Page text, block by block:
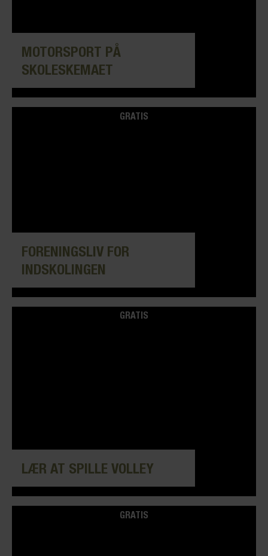
MOTORSPORT PÅ
SKOLESKEMAET
GRATIS
FORENINGSLIV FOR
INDSKOLINGEN
GRATIS
LÆR AT SPILLE VOLLEY
GRATIS